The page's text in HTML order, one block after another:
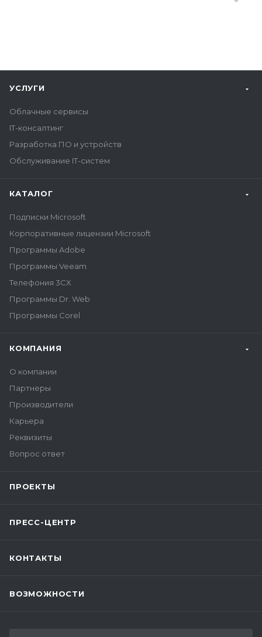
УСЛУГИ
Облачные сервисы
IT-консалтинг
Разработка ПО и устройств
Обслуживание IT-систем
КАТАЛОГ
Подписки Microsoft
Корпоративные лицензии Microsoft
Программы Adobe
Программы Veeam
Телефония 3CX
Программы Dr. Web
Программы Corel
КОМПАНИЯ
О компании
Партнеры
Производители
Карьера
Реквизиты
Вопрос ответ
ПРОЕКТЫ
ПРЕСС-ЦЕНТР
КОНТАКТЫ
ВОЗМОЖНОСТИ